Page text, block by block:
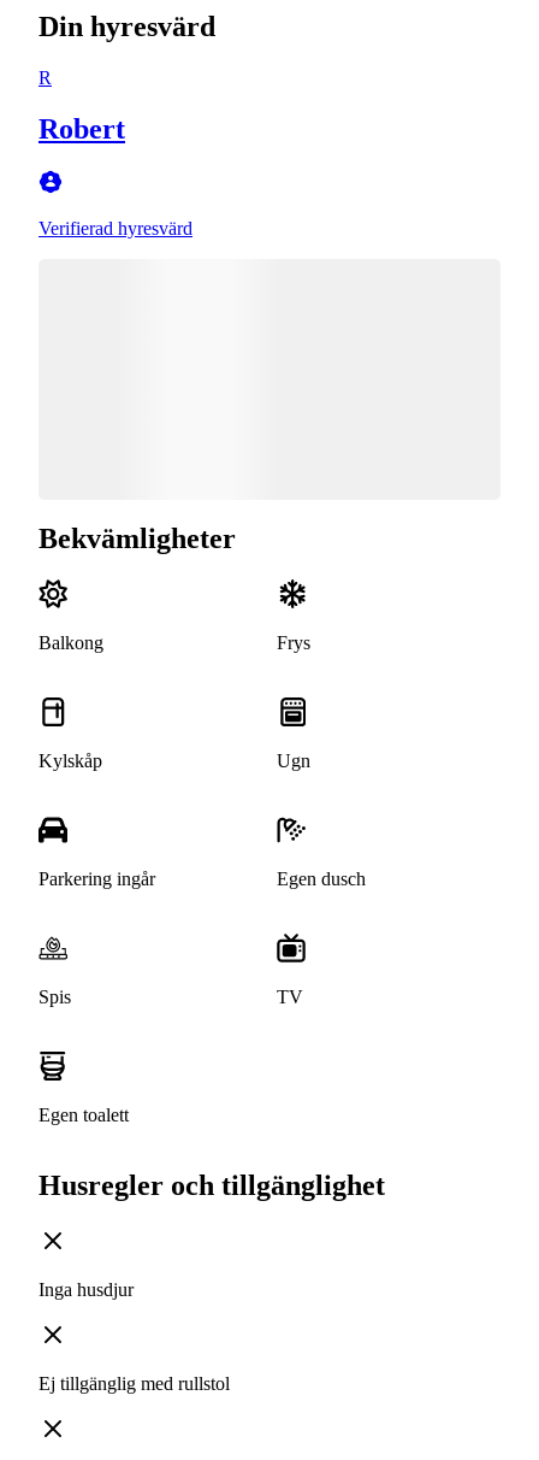
Din hyresvärd
R
Robert
Verifierad hyresvärd
Bekvämligheter
Balkong Frys
Kylskåp Ugn
Parkering ingår Egen dusch
Spis TV
Egen toalett
Husregler och tillgänglighet
Inga husdjur
Ej tillgänglig med rullstol